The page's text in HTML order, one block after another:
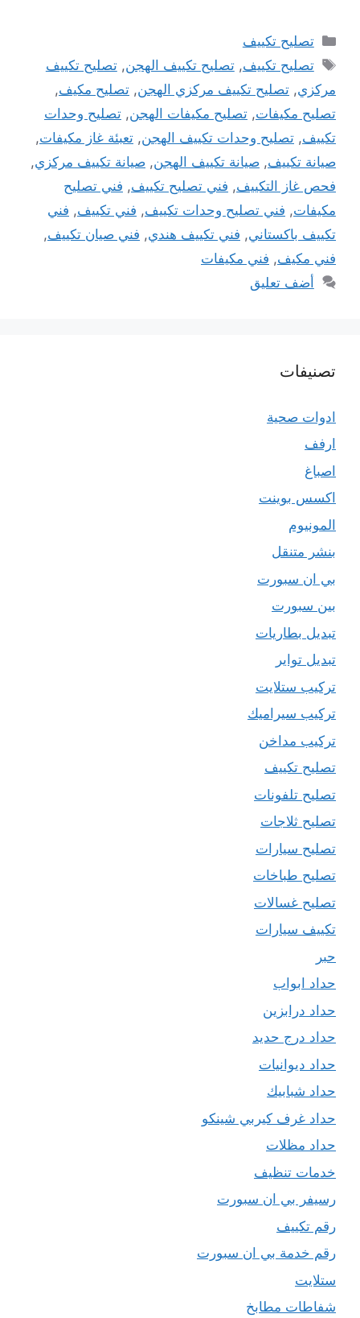
التصنيفات
تصليح تكييف
الوسوم
تصليح تكييف,تصليح تكييف الهجن,تصليح تكييف
مركزي, تصليح تكييف مركزي الهجن, تصليح مكيف,
تصليح مكيفات, تصليح مكيفات الهجن, تصليح وحدات
تكييف, تصليح وحدات تكييف الهجن, تعبئة غاز مكيفات,
صيانة تكييف, صيانة تكييف الهجن, صيانة تكييف مركزي,
فحص غاز التكييف, فني تصليح تكييف, فني تصليح
مكيفات, فني تصليح وحدات تكييف, فني تكييف, فني
تكييف باكستاني, فني تكييف هندي, فني صيان تكييف,
فني مكيف, فني مكيفات
أضف تعليق
تصنيفات
ادوات صحية
ارفف
اصباغ
اكسس بوينت
المونيوم
بنشر متنقل
بي ان سبورت
بين سبورت
تبديل بطاريات
تبديل تواير
تركيب ستلايت
تركيب سيراميك
تركيب مداخن
تصليح تكييف
تصليح تلفونات
تصليح ثلاجات
تصليح سيارات
تصليح طباخات
تصليح غسالات
تكييف سيارات
حبر
حداد ابواب
حداد درابزين
حداد درج حديد
حداد ديوانيات
حداد شبابيك
حداد غرف كيربي شينكو
حداد مظلات
خدمات تنظيف
رسيفر بي ان سبورت
رقم تكييف
رقم خدمة بي ان سبورت
ستلايت
شفاطات مطابخ